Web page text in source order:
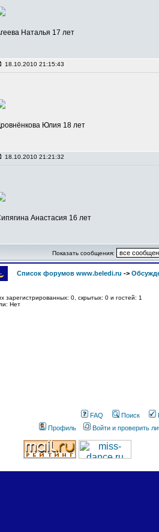
Наталья 17 лет
18.10.2010 21:15:43
Юлия 18 лет
18.10.2010 21:21:32
Анастасия 16 лет
Показать сообщения:
Список форумов www.beledi.ru ->
зарегистрированных: 0, скрытых: 0 и гостей: 1
Нет
FAQ Поиск
Профиль
Войти и проверить